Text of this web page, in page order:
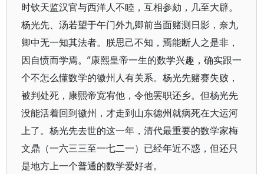
时钦天监汉官与西洋人不睦，互相参劾，几至大辟。
杨光先、汤若望于午门外九卿前当面赌测日影，奈九
卿中无一知其法者。朕思己不知，焉能断人之是非，
因自愤而学焉。”康熙皇帝一生的数学兴趣，确实跟一
个不怎么懂数学的徽州人有关系。杨光先赌赛失败，
被判处死，康熙帝宽宥他，令他罢职还乡。但杨光先
没能活着回到徽州，才走到山东德州就病死在大运河
上了。杨光先去世的这一年，清代最重要的数学家梅
文鼎（一六三三至一七二一）已经年近不惑，但还只
是地方上一个普通的数学爱好者。